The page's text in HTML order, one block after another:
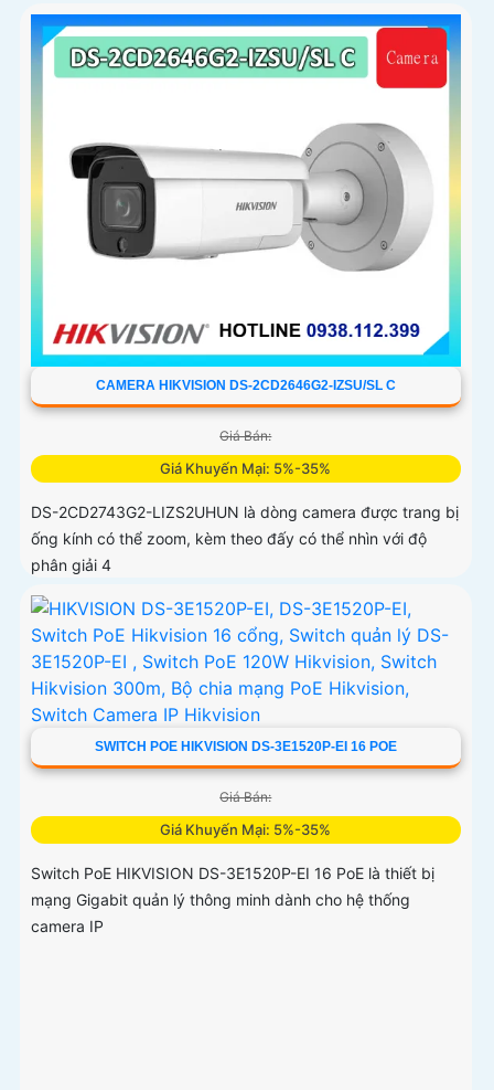
ngược sáng WDR 130dB, trang bị micro kép và loa hỗ trợ
đàm thoại 2 chiều, ống kính 4
CAMERA HIKVISION DS-2CD2646G2-IZSU/SL C
Giá Bán:
Giá Khuyến Mại: 5%-35%
DS-2CD2743G2-LIZS2UHUN là dòng camera được trang bị
ống kính có thể zoom, kèm theo đấy có thể nhìn với độ
phân giải 4
SWITCH POE HIKVISION DS-3E1520P-EI 16 POE
Giá Bán:
Giá Khuyến Mại: 5%-35%
Switch PoE HIKVISION DS-3E1520P-EI 16 PoE là thiết bị
mạng Gigabit quản lý thông minh dành cho hệ thống
camera IP